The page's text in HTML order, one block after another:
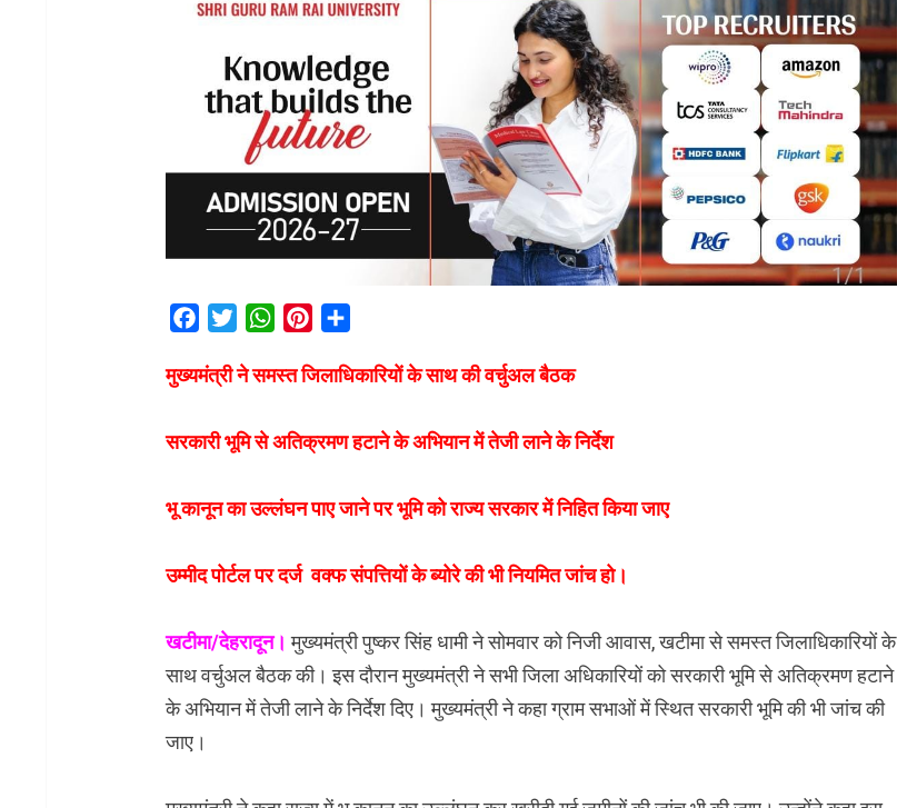
Facebook
TwitterWhatsAppPinterest
मुख्यमंत्री ने समस्त जिलाधिकारियों के साथ की वर्चुअल बैठक
सरकारी भूमि से अतिक्रमण हटाने के अभियान में तेजी लाने के निर्देश
भू कानून का उल्लंघन पाए जाने पर भूमि को राज्य सरकार में निहित किया जाए
उम्मीद पोर्टल पर दर्ज वक्फ संपत्तियों के ब्योरे की भी नियमित जांच हो।
खटीमा/देहरादून।मुख्यमंत्री पुष्कर सिंह धामी ने सोमवार को निजी आवास, खटीमा से समस्त जिलाधिकारियों के
साथ वर्चुअल बैठक की। इस दौरान मुख्यमंत्री ने सभी जिला अधिकारियों को सरकारी भूमि से अतिक्रमण हटाने
के अभियान में तेजी लाने के निर्देश दिए। मुख्यमंत्री ने कहा ग्राम सभाओं में स्थित सरकारी भूमि की भी जांच की
जाए।